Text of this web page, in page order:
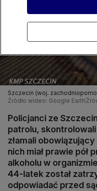
Szczecin (woj.
Źródło wideo: Google Earth
Policjanci ze
patrolu,
złamali
nich miał prawie pół
alkoholu w
44-latek został
odpowiadać przed